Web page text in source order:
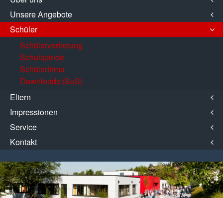
Unsere Angebote
Schüler
Schülervertretung
Schulspinde
Schülerfirma
Downloads (SuS)
Eltern
Impressionen
Service
Kontakt